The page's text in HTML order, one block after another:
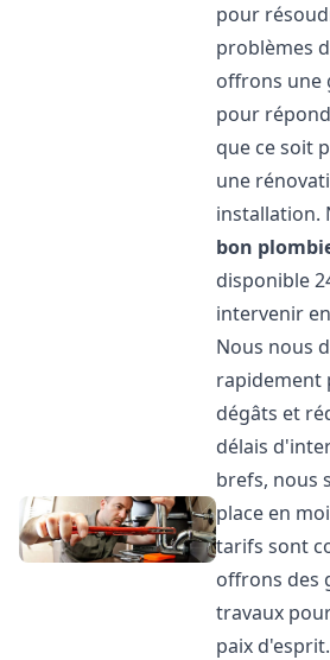
pour
problèmes
offrons une
pour
que ce soit
une
installation.
bon
disponible
intervenir
Nous nous
rapidement
dégâts et
délais
brefs, nous
place en
tarifs sont
offrons des
travaux
paix